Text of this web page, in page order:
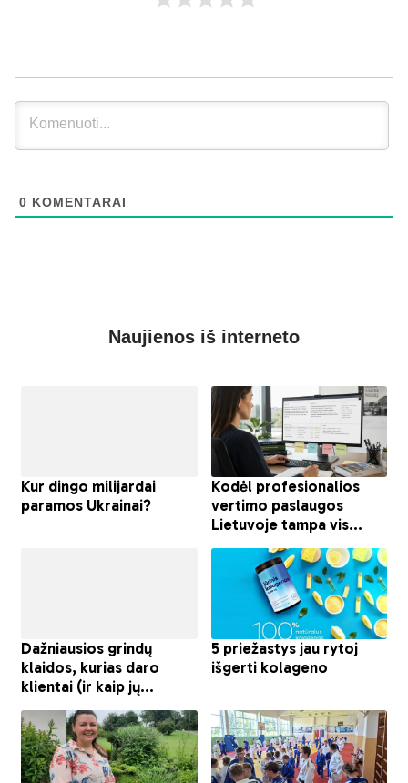
0 KOMENTARAI
Naujienos iš interneto